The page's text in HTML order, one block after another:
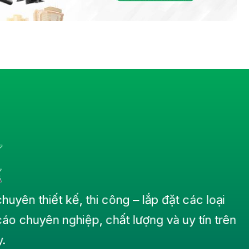
thiết kế, thi công – lắp đặt các loại
chuyên nghiệp, chất lượng và uy tín trên